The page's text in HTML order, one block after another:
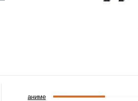
аниме